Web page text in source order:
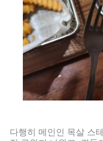
다행히 메인인 목살 스